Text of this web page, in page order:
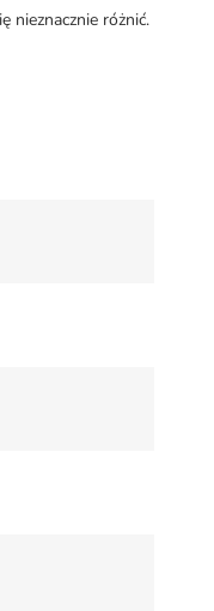
nieznacznie różnić.